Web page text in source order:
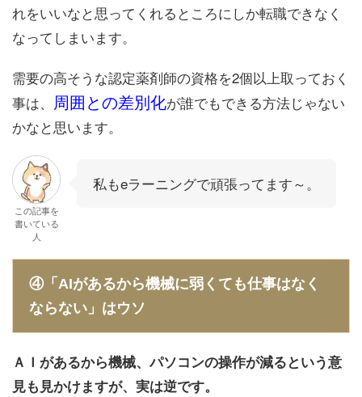
れをいいなと思ってくれるところにしか転職できなく
なってしまいます。
需要の高そうな認定薬剤師の資格を2個以上取っておく
事は、 周囲との差別化が誰でもできる方法じゃない
かなと思います。
この記事を
書いている
人
私もeラーニングで頑張ってます～。
④「AIがあるから機械に弱くても仕事はなく
ならない」はウソ
ＡＩがあるから機械、パソコンの操作が減るという意
見も見かけますが、実は逆です。